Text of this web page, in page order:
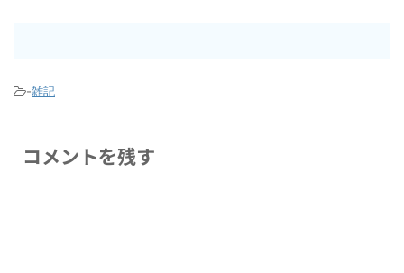
-雑記
コメントを残す